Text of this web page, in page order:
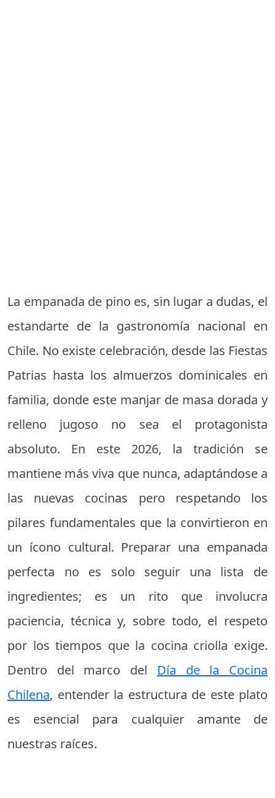
La empanada de pino es, sin lugar a dudas, el
estandarte de la gastronomía nacional en
Chile. No existe celebración, desde las Fiestas
Patrias hasta los almuerzos dominicales en
familia, donde este manjar de masa dorada y
relleno jugoso no sea el protagonista
absoluto. En este 2026, la tradición se
mantiene más viva que nunca, adaptándose a
las nuevas cocinas pero respetando los
pilares fundamentales que la convirtieron en
un ícono cultural. Preparar una empanada
perfecta no es solo seguir una lista de
ingredientes; es un rito que involucra
paciencia, técnica y, sobre todo, el respeto
por los tiempos que la cocina criolla exige.
Dentro del marco del Día de la Cocina
Chilena, entender la estructura de este plato
es esencial para cualquier amante de
nuestras raíces.